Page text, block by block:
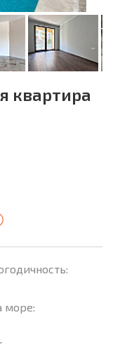
квартира
море: